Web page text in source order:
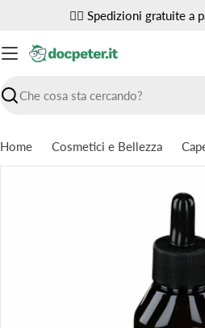
contenuto
✌🏼 Spedizioni gratuite a
Ricerca
Home Cosmetici e Bellezza